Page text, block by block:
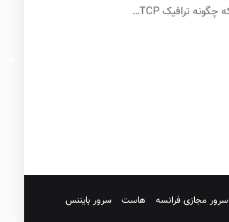
سرور مجازی فرانسه هاست سرور بایننس